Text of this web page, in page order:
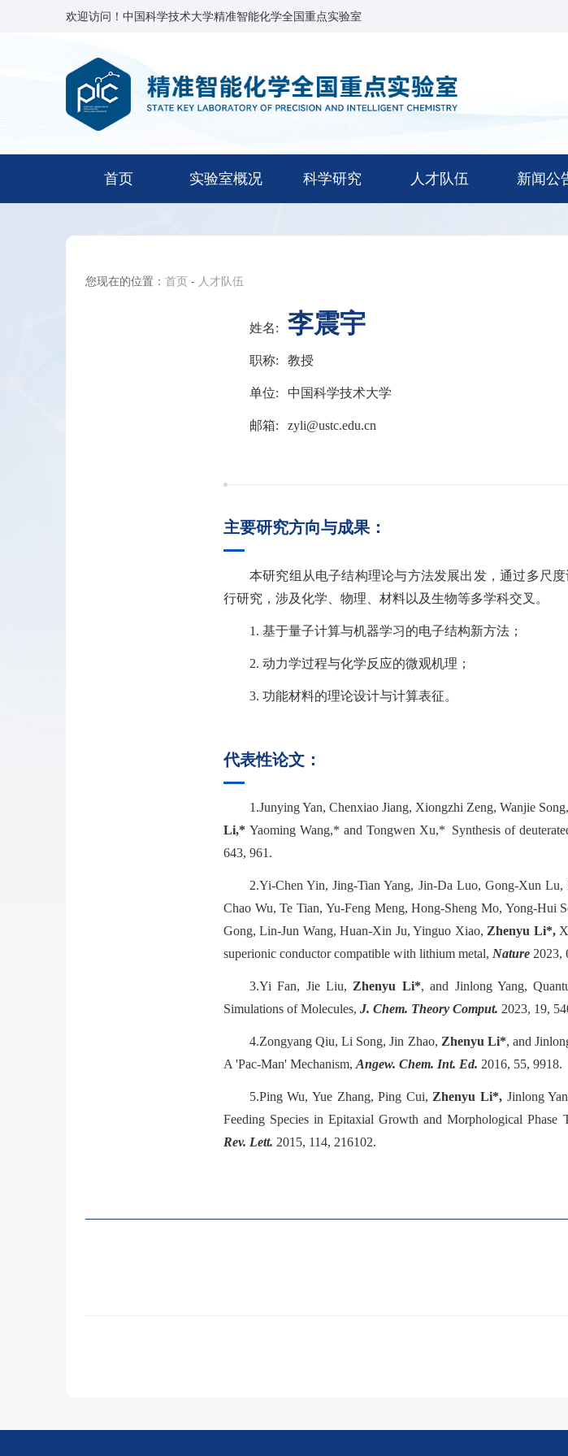
欢迎访问！中国科学技术大学精准智能化学全国重点实验室
首页 实验室概况 科学研究 人才队伍 新闻公
您现在的位置： 首页- 人才队伍
姓名: 李震宇
职称: 教授
单位: 中国科学技术大学
邮箱: zyli@ustc.edu.cn
主要研究方向与成果：
本研究组从电子结构理论与方法发展出发，通过多尺
行研究，涉及化学、物理、材料以及生物等多学科交叉。
1. 基于量子计算与机器学习的电子结构新方法；
2. 动力学过程与化学反应的微观机理；
3. 功能材料的理论设计与计算表征。
代表性论文：
1.Junying Yan, Chenxiao Jiang, Xiongzhi Zeng, Wanjie
Li,* Yaoming Wang,* and Tongwen Xu,* Synthesis of
643, 961.
2.Yi-Chen Yin, Jing-Tian Yang, Jin-Da Luo, Gong-Xun
Chao Wu, Te Tian, Yu-Feng Meng, Hong-Sheng Mo, Yong-Hui
Gong, Lin-Jun Wang, Huan-Xin Ju, Yinguo Xiao, Zhenyu Li*,
superionic conductor compatible with lithium metal, Nature 2023,
3.Yi Fan, Jie Liu, Zhenyu Li*, and Jinlong Yang,
Simulations of Molecules, J. Chem. Theory Comput. 2023, 19,
4.Zongyang Qiu, Li Song, Jin Zhao, Zhenyu Li*, and
A 'Pac-Man' Mechanism, Angew. Chem. Int. Ed. 2016, 55, 9918.
5.Ping Wu, Yue Zhang, Ping Cui, Zhenyu Li*, Jinlong
Feeding Species in Epitaxial Growth and Morphological Phase
Rev. Lett. 2015, 114, 216102.